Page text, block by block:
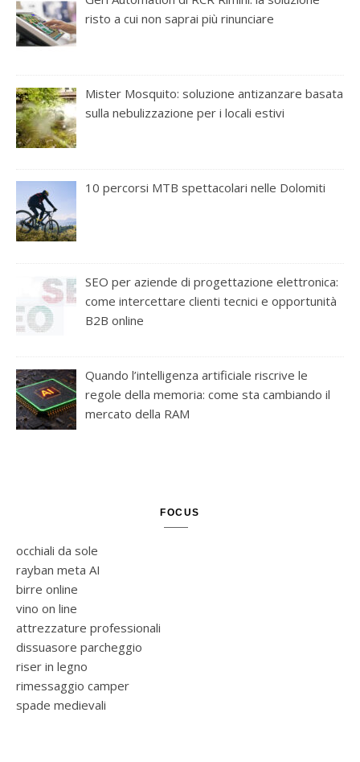
risto a cui non saprai più rinunciare
Mister Mosquito: soluzione antizanzare basata
sulla nebulizzazione per i locali estivi
10 percorsi MTB spettacolari nelle Dolomiti
SEO per aziende di progettazione elettronica:
come intercettare clienti tecnici e opportunità
B2B online
Quando l’intelligenza artificiale riscrive le
regole della memoria: come sta cambiando il
mercato della RAM
FOCUS
occhiali da sole
rayban meta AI
birre online
vino on line
attrezzature professionali
dissuasore parcheggio
riser in legno
rimessaggio camper
spade medievali